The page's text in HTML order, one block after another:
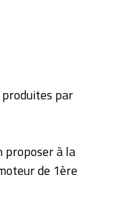
par
proposer à la
de 1ère